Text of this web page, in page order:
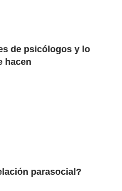
de psicólogos y lo
hacen
parasocial?